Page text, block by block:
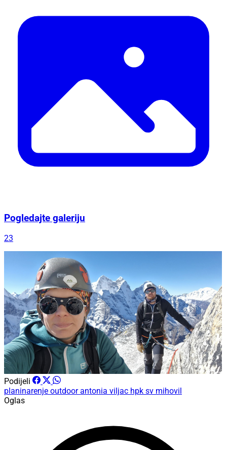
Pogledajte galeriju
23
Podijeli
planinarenje outdoorantonia viljac hpk sv mihovil
Oglas